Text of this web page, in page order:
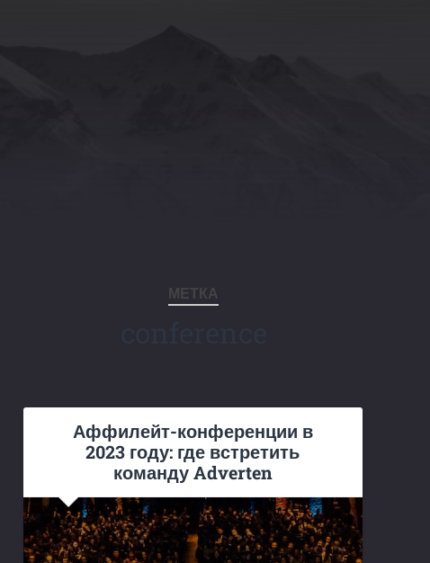
МЕТКА
Аффилейт-конференции в
2023 году: где встретить
команду Adverten